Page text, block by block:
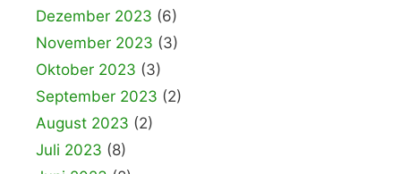
Dezember 2023 (6)
November 2023 (3)
Oktober 2023 (3)
September 2023 (2)
August 2023 (2)
Juli 2023 (8)